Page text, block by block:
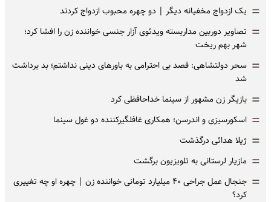
= یک ازدواج مخفیانه دیگر | دو چهره محبوب ازدواج کردند
= تصاویر دوربین مداربسته ویدئوی آزار جنسی خواننده زن را افشا کرد؛
شهر بهم ریخت
= سحر دولتشاهی: قصد بی احترامی به باورهای دینی نداشتم؛ بد برداشت
شد
= بازیگر زن مشهور از سینما خداحافظی کرد
= اسکورسیزی و اندرسن؛ همکاری غافلگیرکننده دو غول سینما
= ژیلا هدائی درگذشت
= مازیار لرستانی به تلویزیون برگشت
=
جنجال عمل جراحی ۴۰ میلیارد تومانی خواننده زن | چهره او چه تغییری
کرد؟